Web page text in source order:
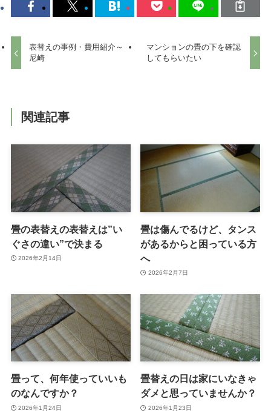
表替えの事例・費用紹介～
尼崎
マンションの畳の下を確認
してもらいたい
関連記事
畳の表替えの表替えは”い
ぐさの違い”で決まる
2026年2月14日
畳は傷んでるけど、タンス
があるからと困っている方
へ
2026年2月7日
畳って、何年使っていいも
のなんですか？
2026年1月24日
畳替えの日は家にいなきゃ
ダメと思っていませんか？
2026年1月23日